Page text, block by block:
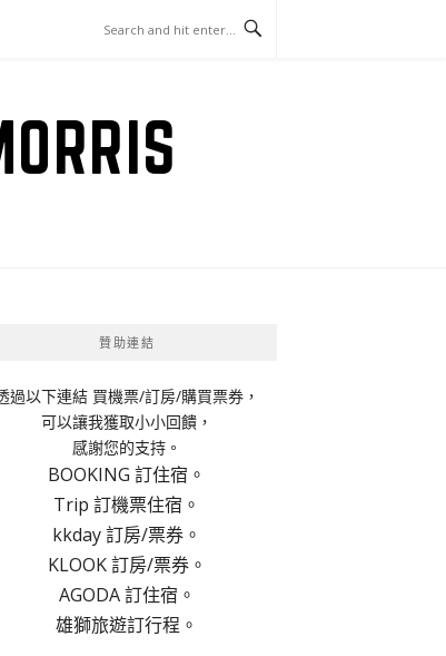
贊助連結
過以下連結 買機票/訂房/購買票券，
可以讓我獲取小小回饋，
感謝您的支持。
BOOKING 訂住宿。
Trip 訂機票住宿。
kkday 訂房/票券。
KLOOK 訂房/票券。
AGODA 訂住宿。
雄獅旅遊訂行程。